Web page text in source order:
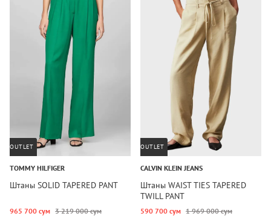
OUTLET
TOMMY HILFIGER
Штаны SOLID TAPERED PANT
965 700 сум 3 219 000 сум
OUTLET
CALVIN KLEIN JEANS
Штаны WAIST TIES TAPERED
TWILL PANT
590 700 сум 1 969 000 сум